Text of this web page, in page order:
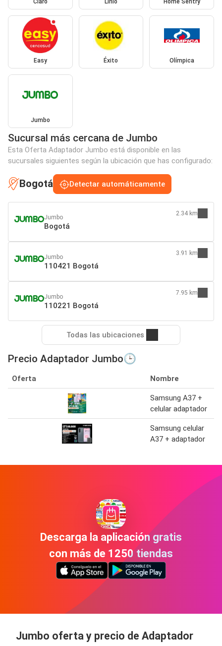
Claro Linio Home Sentry
Easy Éxito Olímpica
Jumbo
Sucursal más cercana de Jumbo
Esta Oferta Adaptador Jumbo está disponible en las
sucursales siguientes según la ubicación que has configurado:
Bogotá Detectar automáticamente
Jumbo
Bogotá
2.34 km
Jumbo
110421 Bogotá
3.91 km
Jumbo
110221 Bogotá
7.95 km
Todas las ubicaciones
Precio Adaptador Jumbo🕒
Oferta Nombre
Samsung A37 +
celular adaptador
Samsung celular
A37 + adaptador
Descarga la aplicación gratis
con más de 1250 tiendas
Jumbo oferta y precio de Adaptador